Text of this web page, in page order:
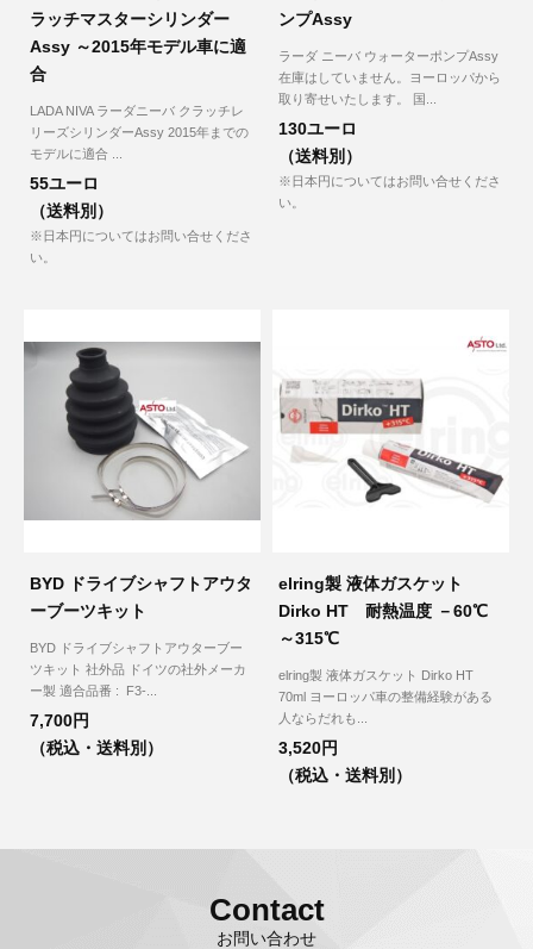
ラッチマスターシリンダー
Assy ～2015年モデル車に適
合
LADA NIVA ラーダニーバ クラッチレ
リーズシリンダーAssy 2015年までの
モデルに適合 ...
55ユーロ
（送料別）
※日本円についてはお問い合せくださ
い。
ンプAssy
ラーダ ニーバ ウォーターポンプAssy
在庫はしていません。ヨーロッパから
取り寄せいたします。 国...
130ユーロ
（送料別）
※日本円についてはお問い合せくださ
い。
BYD ドライブシャフトアウタ
ーブーツキット
BYD ドライブシャフトアウターブー
ツキット 社外品 ドイツの社外メーカ
ー製 適合品番 : F3-...
7,700円
（税込・送料別）
elring製 液体ガスケット
Dirko HT 耐熱温度 －60℃
～315℃
elring製 液体ガスケット Dirko HT
70ml ヨーロッパ車の整備経験がある
人ならだれも...
3,520円
（税込・送料別）
Contact
お問い合わせ